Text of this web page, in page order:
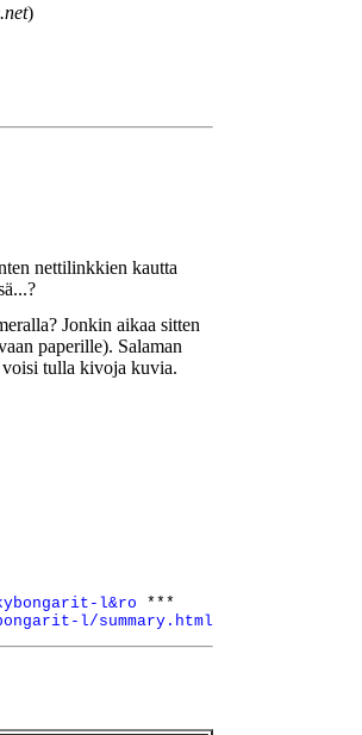
)
nettilinkkien kautta
Jonkin aikaa sitten
paperille). Salaman
voisi tulla kivoja kuvia.
l&ro ***
l/summary.html